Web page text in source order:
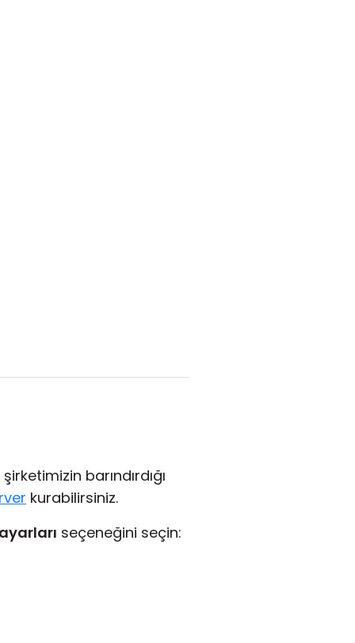
barındırdığı
kurabilirsiniz.
seçeneğini seçin: